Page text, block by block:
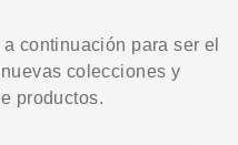
continuación para ser el
colecciones y
productos.